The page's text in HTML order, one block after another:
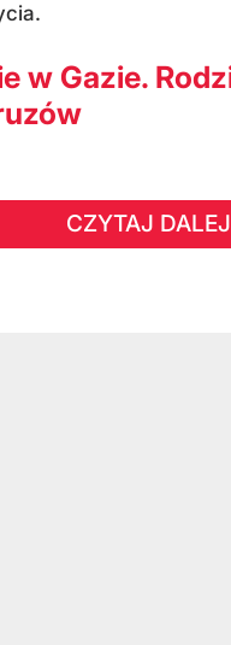
w Gazie.
CZYTAJ DALEJ